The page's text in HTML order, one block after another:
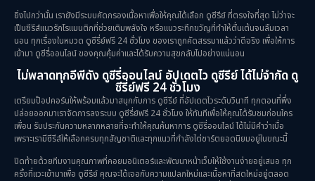
ยิ่งไปกว่านั้น เรายังมีระบบคัดกรองเนื้อหาเพื่อให้คุณได้เลือก ดูซีรีย์ ที่ตรงใจที่สุด ไม่ว่าจะ
เป็นซีรีส์แนวรักโรแมนติกที่ช่วยเติมพลังใจ หรือแนวระทึกขวัญที่ทำให้ตื่นเต้นจนลืมเวลา
นอน ทุกเรื่องในหมวด ดูซีรี่ย์ฟรี 24 ชั่วโมง ของเราถูกคัดสรรมาแล้วว่าดีจริง เพื่อให้การ
เข้ามา ดูซีรี่ออนไลน์ ของคุณคุ้มค่าและได้รับความสุขกลับไปอย่างแน่นอน
ไม่พลาดทุกอีพีดัง ดูซีรี่ออนไลน์ อัปเดตไว ดูซีรีย์ ได้ไม่จำกัด ดู
ซีรี่ย์ฟรี 24 ชั่วโมง
เตรียมป๊อปคอร์นให้พร้อมแล้วมาสนุกกับการ ดูซีรีย์ ที่อัปเดตไวระดับวินาที ทุกตอนที่พึ่ง
ปล่อยออกมาเราจัดการลงระบบ ดูซีรี่ย์ฟรี 24 ชั่วโมง ให้ทันทีเพื่อให้คุณได้รับชมก่อนใคร
เพื่อน รับประกันความหลากหลายที่จะทำให้คุณค้นหาการ ดูซีรี่ออนไลน์ ได้ไม่มีคำว่าเบื่อ
เพราะเรามีซีรีส์ให้เลือกครบทุกสัญชาติและทุกแนวที่กำลังไต่ชาร์ตยอดนิยมอยู่ในขณะนี้
ปิดท้ายด้วยทีมงานคุณภาพที่คอยมอนิเตอร์และพัฒนาหน้าเว็บให้ใช้งานง่ายอยู่เสมอ ทุก
ครั้งที่แวะเข้ามาเพื่อ ดูซีรีย์ คุณจะได้เจอกับความแปลกใหม่และเนื้อหาที่สดใหม่อยู่ตลอด